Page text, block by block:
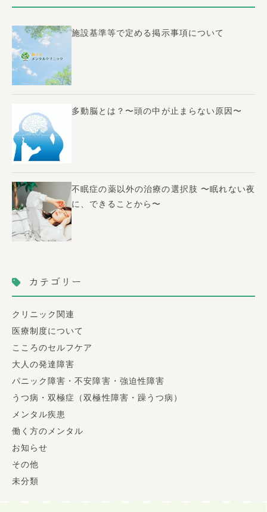
施設基準等で定める掲示事項について
多動脳とは？〜頭の中が止まらない原因〜
不眠症の薬以外の治療の選択肢 〜眠れない夜
に、できることから〜
カテゴリー
クリニック関連
医療制度について
こころのセルフケア
大人の発達障害
パニック障害・不安障害・強迫性障害
うつ病・双極症（双極性障害・躁うつ病）
メンタル疾患
働く方のメンタル
お知らせ
その他
未分類